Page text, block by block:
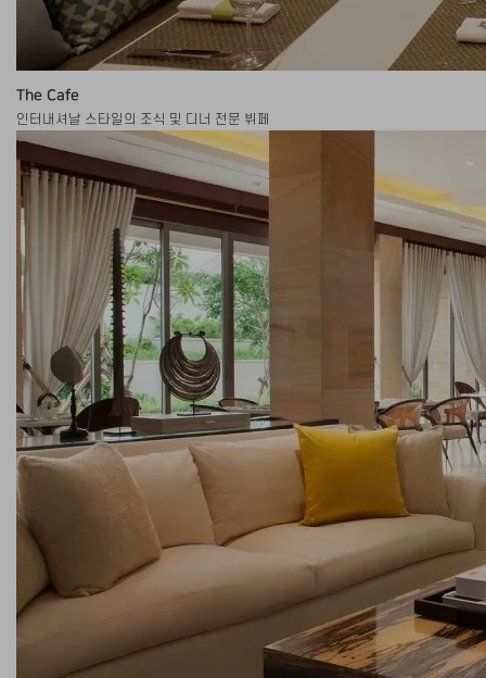
The Cafe
인터내셔날 스타일의 조식 및 디너 전문 뷔페